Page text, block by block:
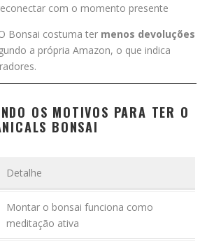
com o momento presente
Bonsai costuma ter menos devoluções
a própria Amazon, o que indica
OS MOTIVOS PARA TER O
BONSAI
Detalhe
Montar o bonsai funciona como
meditação ativa